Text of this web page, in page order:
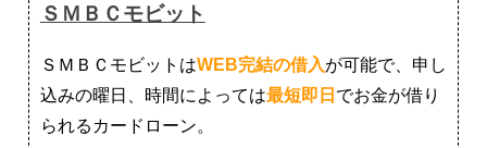
ＳＭＢＣモビット
ＳＭＢＣモビットはWEB完結の借入が可能で、申し
込みの曜日、時間によっては最短即日 でお金が借り
られるカードローン。